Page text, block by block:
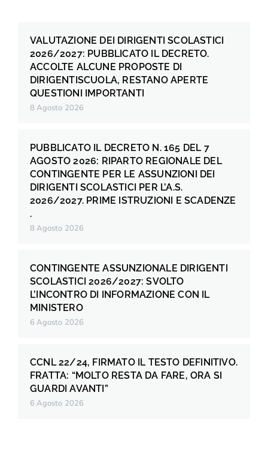
VALUTAZIONE DEI DIRIGENTI SCOLASTICI
2026/2027: PUBBLICATO IL DECRETO.
ACCOLTE ALCUNE PROPOSTE DI
DIRIGENTISCUOLA, RESTANO APERTE
QUESTIONI IMPORTANTI
8 Agosto 2026
PUBBLICATO IL DECRETO N. 165 DEL 7
AGOSTO 2026: RIPARTO REGIONALE DEL
CONTINGENTE PER LE ASSUNZIONI DEI
DIRIGENTI SCOLASTICI PER L’A.S.
2026/2027. PRIME ISTRUZIONI E SCADENZE
.
8 Agosto 2026
CONTINGENTE ASSUNZIONALE DIRIGENTI
SCOLASTICI 2026/2027: SVOLTO
L’INCONTRO DI INFORMAZIONE CON IL
MINISTERO
6 Agosto 2026
CCNL 22/24, FIRMATO IL TESTO DEFINITIVO.
FRATTA: “MOLTO RESTA DA FARE, ORA SI
GUARDI AVANTI”
6 Agosto 2026